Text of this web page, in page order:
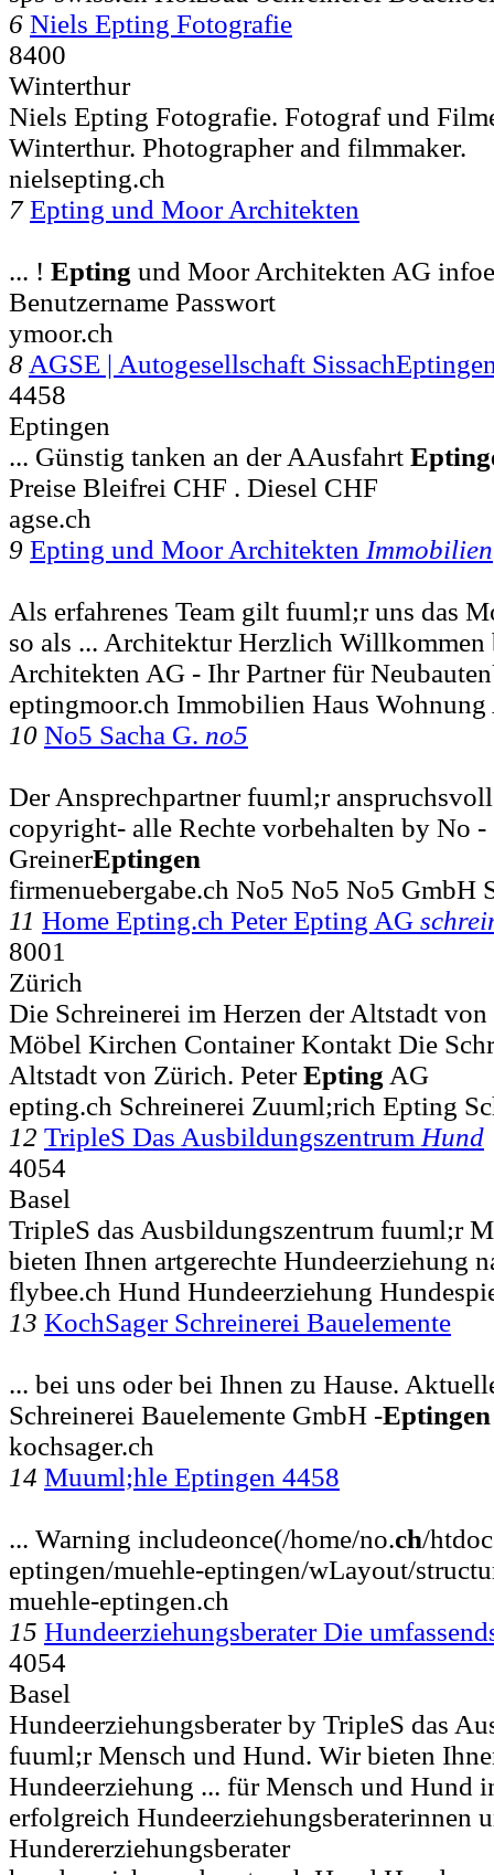
6 Niels Epting Fotografie
8400
Winterthur
Niels Epting Fotografie. Fotograf und
Winterthur. Photographer and filmmaker.
nielsepting.ch
7 Epting und Moor Architekten
... ! Epting und Moor Architekten AG
Benutzername Passwort
ymoor.ch
8 AGSE | Autogesellschaft
4458
Eptingen
... Günstig tanken an der AAusfahrt
Preise Bleifrei CHF . Diesel CHF
agse.ch
9 Epting und Moor Architekten Immobilien
Als erfahrenes Team gilt fuuml;r uns das
so als ... Architektur Herzlich
Architekten AG - Ihr Partner für
eptingmoor.ch Immobilien Haus
10 No5 Sacha G. no5
Der Ansprechpartner fuuml;r
copyright- alle Rechte vorbehalten by No -
GreinerEptingen
firmenuebergabe.ch No5 No5 No5 GmbH
11 Home Epting.ch Peter Epting AG
8001
Zürich
Die Schreinerei im Herzen der Altstadt
Möbel Kirchen Container Kontakt Die
Altstadt von Zürich. PeterEpting AG
epting.ch Schreinerei Zuuml;rich Epting
12 TripleS Das Ausbildungszentrum Hund
4054
Basel
TripleS das Ausbildungszentrum fuuml;r
bieten Ihnen artgerechte Hundeerziehung
flybee.ch Hund Hundeerziehung
13 KochSager Schreinerei Bauelemente
... bei uns oder bei Ihnen zu Hause.
Schreinerei Bauelemente GmbH -Eptingen
kochsager.ch
14 Muuml;hle Eptingen 4458
... Warning includeonce(/home/no.ch/
eptingen/muehle-eptingen/wLayout/
muehle-eptingen.ch
15 Hundeerziehungsberater Die
4054
Basel
Hundeerziehungsberater by TripleS das
fuuml;r Mensch und Hund. Wir bieten
Hundeerziehung ... für Mensch und Hund
erfolgreich Hundeerziehungsberaterinnen
Hundererziehungsberater